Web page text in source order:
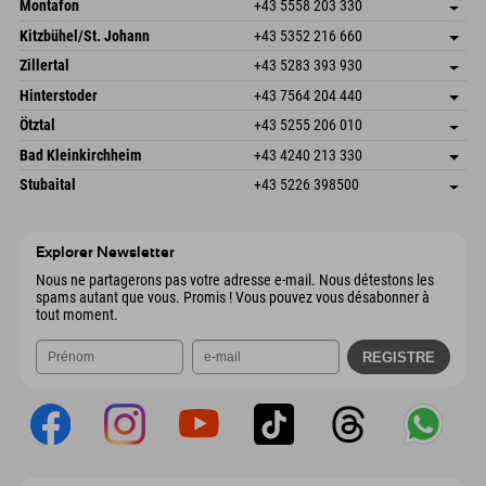
Montafon +43 5558 203 330
Dorfstr. 127b
6793 Gaschurn/Montafon
Autriche
Enregistrer l'adresse
Informations d'arrivée
Réservation
Kitzbühel/St. Johann +43 5352 216 660
Speckbacherstraße 87
Autriche
Enregistrer l'adresse
Réservation
Zillertal +43 5283 393 930
Schmiedau 2
6272 Kaltenbach im Zillertal
Autriche
Enregistrer l'adresse
Informations d'arrivée
Réservation
Hinterstoder +43 7564 204 440
Freizeitpark 10
Autriche
Enregistrer l'adresse
Réservation
Ötztal +43 5255 206 010
Gscheat 14
6441 Umhausen
Autriche
Enregistrer l'adresse
Informations d'arrivée
Réservation
Bad Kleinkirchheim +43 4240 213 330
Dorfstraße 24
Enregistrer l'adresse
Stubaital +43 5226 398500
Explorer Newsletter
Nous ne partagerons pas votre adresse e-mail. Nous détestons les
spams autant que vous. Promis ! Vous pouvez vous désabonner à
tout moment.